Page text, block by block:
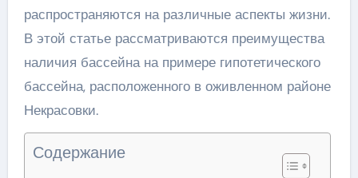
распространяются на различные аспекты жизни.
В этой статье рассматриваются преимущества
наличия бассейна на примере гипотетического
бассейна, расположенного в оживленном районе
Некрасовки.
Содержание